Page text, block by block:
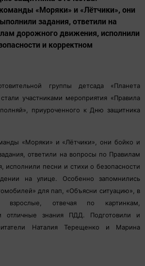
«Моряки» и «Лётчики», они
задания, ответили на
дорожного движения, исполнили
и корректном
группы детсада «Планета
участниками мероприятия «Правила
приуроченного к Дню защитника
«Моряки» и «Лётчики», они бойко и
ответили на вопросы по Правилам
исполнили песни и стихи о безопасности
на улице. Особенно запомнились
для пап, «Объясни ситуацию», в
отвечая по картинкам,
отличные знания ПДД. Подготовили и
Наталия Терещенко и Марина